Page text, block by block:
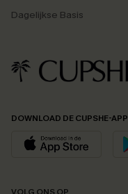
Dagelijkse Basis
DOWNLOAD DE CUPSHE-APP
VOLG ONS OP